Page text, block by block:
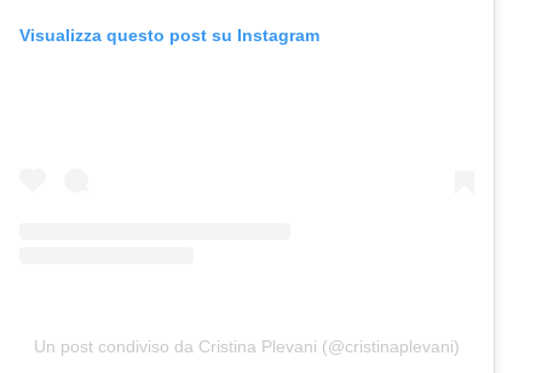
Visualizza questo post su Instagram
Un post condiviso da Cristina Plevani (@cristinaplevani)